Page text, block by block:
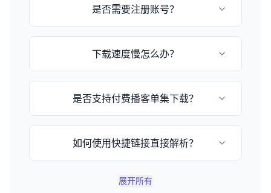
家]/podcast/[播客名称]/id[播客ID]
MP3或M4A格式。是否需要注册账号？
下载速度慢怎么办？
心等待或稍后重试。
是否支持付费播客单集下载？
提供付费单集下载解析功能。
如何使用快捷链接直接解析？
您可以在网址后加上 `?q=小宇宙链接`，例如
展开所有